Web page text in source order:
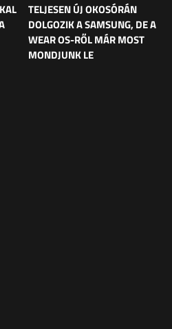
TELJESEN ÚJ OKOSÓRÁN
DOLGOZIK A SAMSUNG, DE A
WEAR OS-RŐL MÁR MOST
MONDJUNK LE